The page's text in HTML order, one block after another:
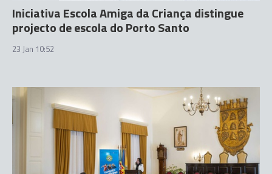
Iniciativa Escola Amiga da Criança distingue
projecto de escola do Porto Santo
23 Jan 10:52